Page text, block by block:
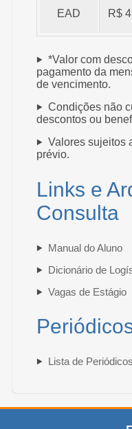
EAD R$
*Valor com
pagamento da
de vencimento.
Condições não
descontos ou
Valores sujeitos
prévio.
Links e
Consulta
Manual do Aluno
Dicionário de
Vagas de Estágio
Lista de Periódicos